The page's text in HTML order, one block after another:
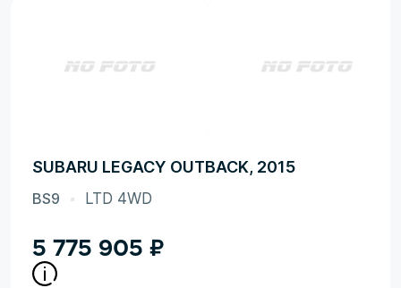
SUBARU LEGACY OUTBACK, 2015
BS9 LTD 4WD
5 775 905 ₽